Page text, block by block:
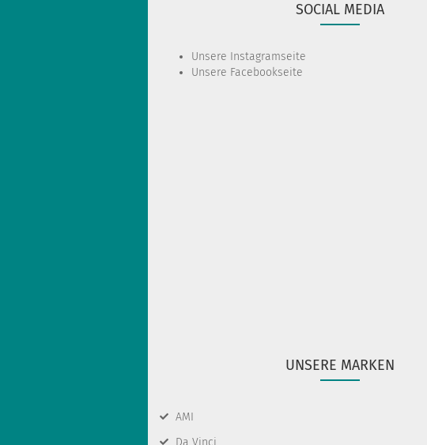
SOCIAL MEDIA
Unsere Instagramseite
Unsere Facebookseite
UNSERE MARKEN
AMI
Da Vinci